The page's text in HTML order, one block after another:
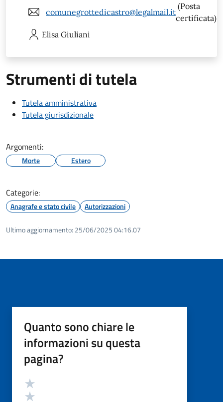
comunegrottedicastro@legalmail.it
(Posta
certificata)
Elisa Giuliani
Strumenti di tutela
Tutela amministrativa
Tutela giurisdizionale
Argomenti:
Morte Estero
Categorie:
Anagrafe e stato civile Autorizzazioni
Ultimo aggiornamento: 25/06/2025 04:16.07
Quanto sono chiare le
informazioni su questa
pagina?
Valutazione